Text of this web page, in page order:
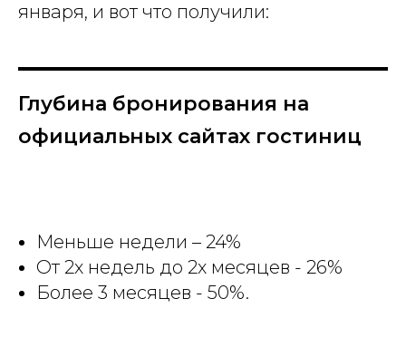
января, и вот что получили:
Глубина бронирования на
официальных сайтах гостиниц
Меньше недели – 24%
От 2х недель до 2х месяцев - 26%
Более 3 месяцев - 50%.